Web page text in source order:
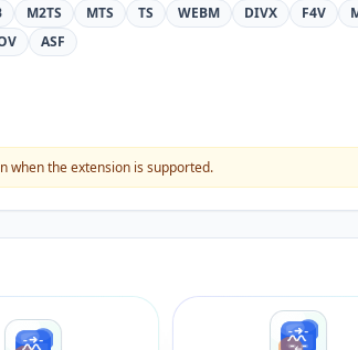
M2TS MTS TS WEBM DIVX F4V
ASF
when the extension is supported.